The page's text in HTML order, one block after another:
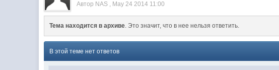
Автор NAS , May 24 2014 11:00
Тема находится в архиве. Это значит, что в нее нельзя ответить.
В этой теме нет ответов